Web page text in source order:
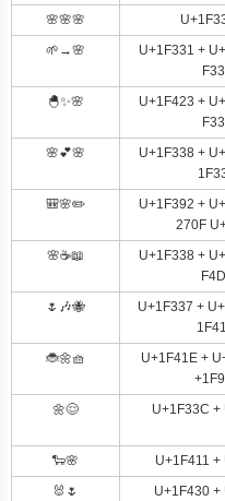
🌸🌸🌸
🌱→🌸
U+1F331 +
🐣✨🌸
U+1F423 +
🌸💕🌸
U+1F338 +
🎒🌸✏️
U+1F392 +
270F
🌸☕📖
U+1F338 +
🌷🎶🐝
U+1F337 +
🐞🌼🧺
U+1F41E +
🌼😌
U+1F33C +
🐑🌸
U+1F411 +
🐰🌷
U+1F430 +